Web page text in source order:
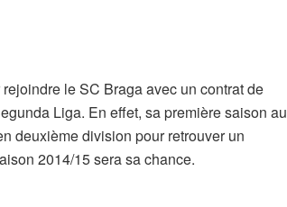
le SC Braga avec un contrat de
Liga. En effet, sa première saison au
deuxième division pour retrouver un
2014/15 sera sa chance.